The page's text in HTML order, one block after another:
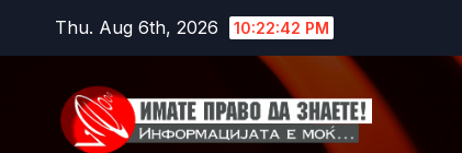
Thu. Aug 6th, 2026 10:22:44 PM